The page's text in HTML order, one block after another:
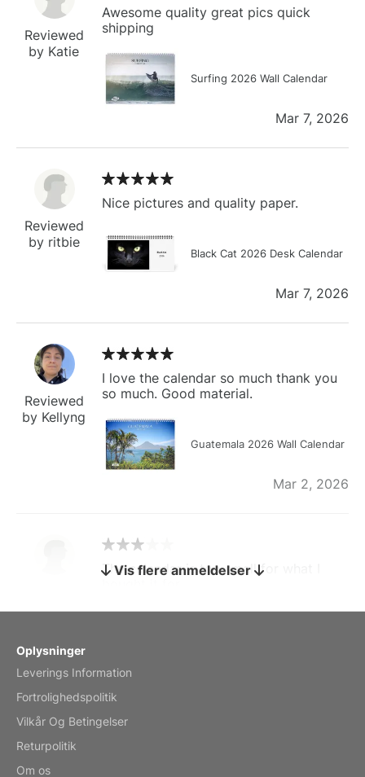
Reviewed
by Katie
Awesome quality great pics quick
shipping
Surfing 2026 Wall Calendar
Mar 7, 2026
Reviewed
by ritbie
Nice pictures and quality paper.
Black Cat 2026 Desk Calendar
Mar 7, 2026
Reviewed
by Kellyng
I love the calendar so much thank you
so much. Good material.
Guatemala 2026 Wall Calendar
Mar 2, 2026
by charles
The calendar is too small for what I
Vis flere anmeldelser
Oplysninger
Leverings Information
Fortrolighedspolitik
Vilkår Og Betingelser
Returpolitik
Om os